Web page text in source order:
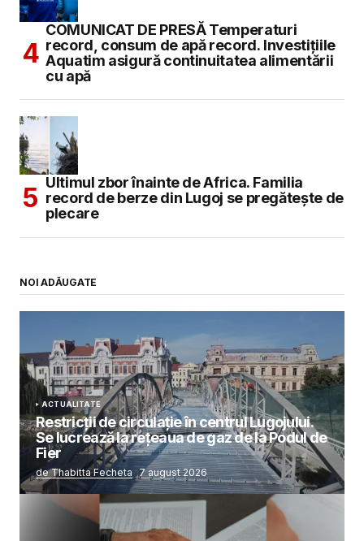
COMUNICAT DE PRESĂ Temperaturi
record, consum de apă record. Investițiile
Aquatim asigură continuitatea alimentării
cu apă
Ultimul zbor înainte de Africa. Familia
record de berze din Lugoj se pregătește de
plecare
NOI ADĂUGATE
ACTUALITATE
Restricții de circulație în centrul Lugojului.
Se lucrează la rețeaua de gaz de la Podul de
Fier
de Thabitta Fecheta 7 august 2026